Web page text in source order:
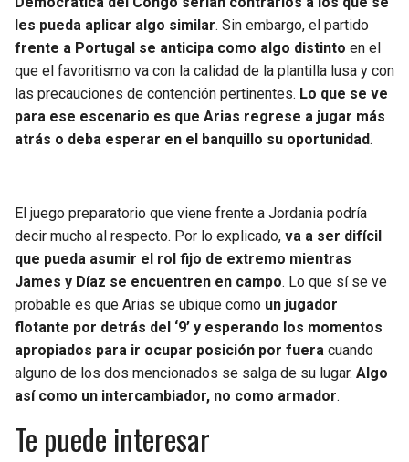
les pueda aplicar algo similar. Sin embargo, el partido
frente a Portugal se anticipa como algo distinto en el
que el favoritismo va con la calidad de la plantilla lusa y con
las precauciones de contención pertinentes. Lo que se ve
para ese escenario es que Arias regrese a jugar más
atrás o deba esperar en el banquillo su oportunidad.
El juego preparatorio que viene frente a Jordania podría
decir mucho al respecto. Por lo explicado, va a ser difícil
que pueda asumir el rol fijo de extremo mientras
James y Díaz se encuentren en campo. Lo que sí se ve
probable es que Arias se ubique como un jugador
flotante por detrás del ‘9’ y esperando los momentos
apropiados para ir ocupar posición por fuera cuando
alguno de los dos mencionados se salga de su lugar. Algo
así como un intercambiador, no como armador.
Te puede interesar